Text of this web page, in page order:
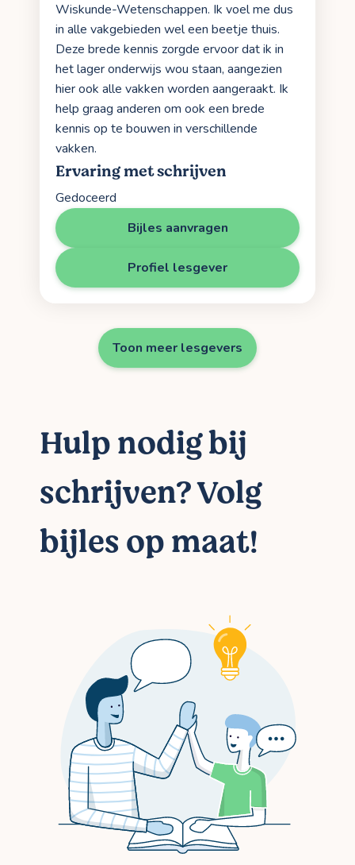
Wiskunde-Wetenschappen. Ik voel me dus
in alle vakgebieden wel een beetje thuis.
Deze brede kennis zorgde ervoor dat ik in
het lager onderwijs wou staan, aangezien
hier ook alle vakken worden aangeraakt. Ik
help graag anderen om ook een brede
kennis op te bouwen in verschillende
vakken.
Ervaring met schrijven
Gedoceerd
Bijles aanvragen
Profiel lesgever
Toon meer lesgevers
Hulp nodig bij
schrijven? Volg
bijles op maat!